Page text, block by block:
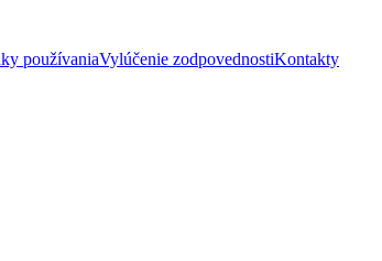
používaniaVylúčenie zodpovednostiKontakty